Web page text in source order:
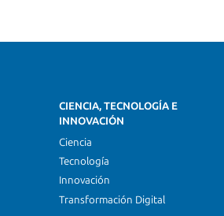
CIENCIA, TECNOLOGÍA E
INNOVACIÓN
Ciencia
Tecnología
Innovación
Transformación Digital